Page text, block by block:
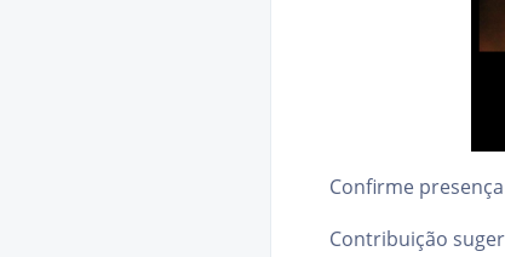
Confirme
Contribuição